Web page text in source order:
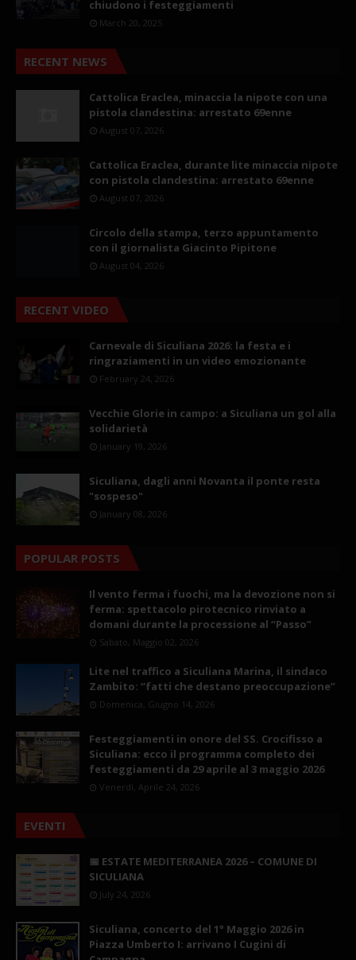
chiudono i festeggiamenti
March 20, 2025
RECENT NEWS
Cattolica Eraclea, minaccia la nipote con una
pistola clandestina: arrestato 69enne
August 07, 2026
Cattolica Eraclea, durante lite minaccia nipote
con pistola clandestina: arrestato 69enne
August 07, 2026
Circolo della stampa, terzo appuntamento
con il giornalista Giacinto Pipitone
August 04, 2026
RECENT VIDEO
Carnevale di Siculiana 2026: la festa e i
ringraziamenti in un video emozionante
February 24, 2026
Vecchie Glorie in campo: a Siculiana un gol alla
solidarietà
January 19, 2026
Siculiana, dagli anni Novanta il ponte resta
"sospeso"
January 08, 2026
POPULAR POSTS
Il vento ferma i fuochi, ma la devozione non si
ferma: spettacolo pirotecnico rinviato a
domani durante la processione al “Passo”
Sabato, Maggio 02, 2026
Lite nel traffico a Siculiana Marina, il sindaco
Zambito: “fatti che destano preoccupazione”
Domenica, Giugno 14, 2026
Festeggiamenti in onore del SS. Crocifisso a
Siculiana: ecco il programma completo dei
festeggiamenti da 29 aprile al 3 maggio 2026
Venerdì, Aprile 24, 2026
EVENTI
📅 ESTATE MEDITERRANEA 2026 – COMUNE DI
SICULIANA
July 24, 2026
Siculiana, concerto del 1° Maggio 2026 in
Piazza Umberto I: arrivano I Cugini di